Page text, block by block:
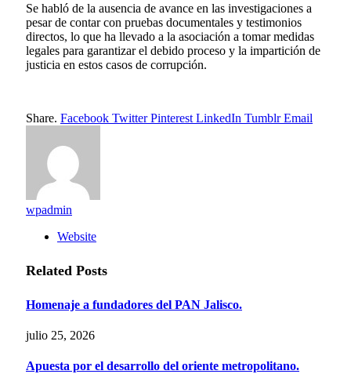
Se habló de la ausencia de avance en las investigaciones a
pesar de contar con pruebas documentales y testimonios
directos, lo que ha llevado a la asociación a tomar medidas
legales para garantizar el debido proceso y la impartición de
justicia en estos casos de corrupción.
Share. Facebook Twitter Pinterest LinkedIn Tumblr Email
wpadmin
Website
Related Posts
Homenaje a fundadores del PAN Jalisco.
julio 25, 2026
Apuesta por el desarrollo del oriente metropolitano.